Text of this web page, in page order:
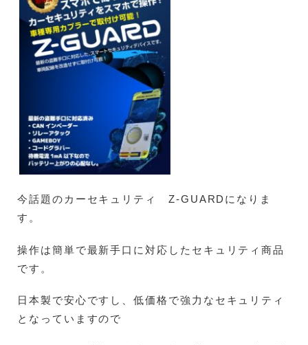
今話題のカーセキュリティ Z-GUARDになりま
す。
操作は簡単で最新手口に対応したセキュリティ商品
です。
日本製で安心ですし、低価格で強力なセキュリティ
となっていますので